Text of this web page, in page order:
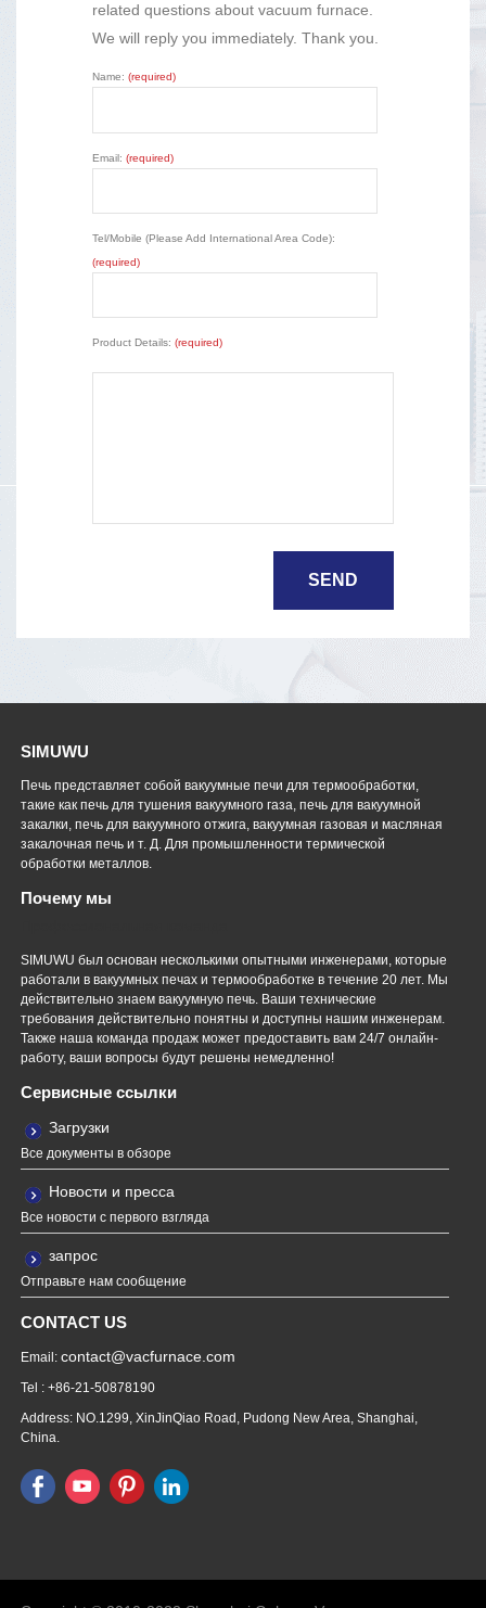
related questions about vacuum furnace.
We will reply you immediately. Thank you.
Name: (required)
Email: (required)
Tel/Mobile (Please Add International Area Code):
(required)
Product Details: (required)
SIMUWU
Печь представляет собой вакуумные печи для термообработки,
такие как печь для тушения вакуумного газа, печь для вакуумной
закалки, печь для вакуумного отжига, вакуумная газовая и масляная
закалочная печь и т. Д. Для промышленности термической
обработки металлов.
Почему мы
SIMUWU был основан несколькими опытными инженерами, которые
работали в вакуумных печах и термообработке в течение 20 лет. Мы
действительно знаем вакуумную печь. Ваши технические
требования действительно понятны и доступны нашим инженерам.
Также наша команда продаж может предоставить вам 24/7 онлайн-
работу, ваши вопросы будут решены немедленно!
Сервисные ссылки
Загрузки
Все документы в обзоре
Новости и пресса
Все новости с первого взгляда
запрос
Отправьте нам сообщение
CONTACT US
Email:contact@vacfurnace.com
Tel : +86-21-50878190
Address: NO.1299, XinJinQiao Road, Pudong New Area, Shanghai,
China.
Machine